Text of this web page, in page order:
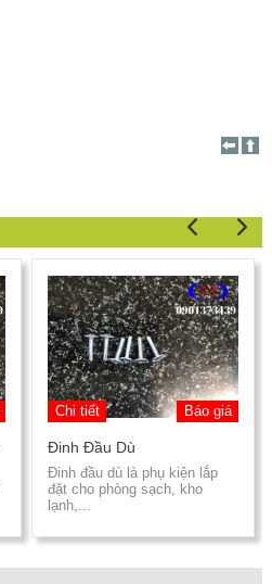
Chi tiết Báo giá
Đinh Đầu Dù
Đinh đầu dù là phụ kiện lắp
đặt cho phòng sạch, kho
lạnh,...